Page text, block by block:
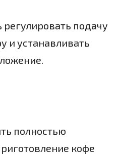
подачу
и устанавливать
полностью
кофе